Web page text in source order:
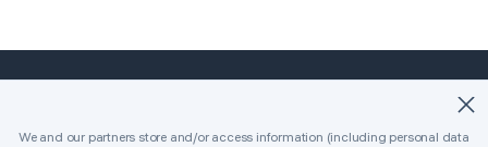
We and our partners store and/or access information (including personal data